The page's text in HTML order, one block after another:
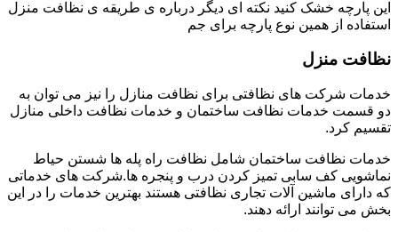
این پارچه خشک کنید نکته ای دیگر درباره ی طریقه ی نظافت منزل
استفاده از همین نوع پارچه برای جم
نظافت منزل
خدمات شرکت های نظافتی برای نظافت منازل را نیز می توان به
دو قسمت خدمات نظافت ساختمان و خدمات نظافت داخلی منازل
تقسیم کرد.
خدمات نظافت ساختمان شامل نظافت راه پله ها شستن حیاط
نماشویی کف سابی تمیز کردن درب و پنجره ها.شرکت های خدماتی
که دارای ماشین آلات تجاری نظافتی هستند بهترین خدمات را در این
بخش می توانند ارائه دهند.